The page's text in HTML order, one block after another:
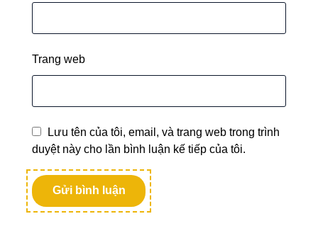
Trang web
Lưu tên của tôi, email, và trang web trong trình
duyệt này cho lần bình luận kế tiếp của tôi.